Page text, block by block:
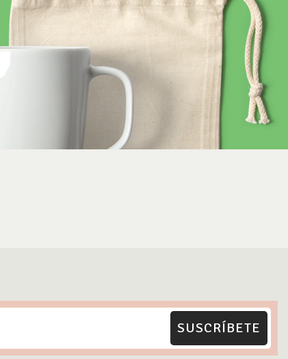
SUSCRÍBETE